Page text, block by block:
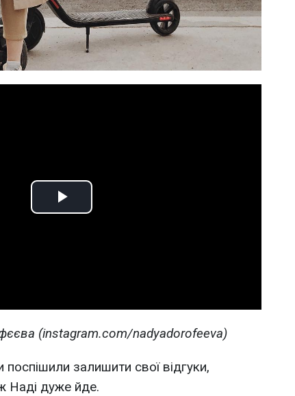
Play
(instagram.com/nadyadorofeeva)
залишити свої відгуки,
Наді дуже йде.